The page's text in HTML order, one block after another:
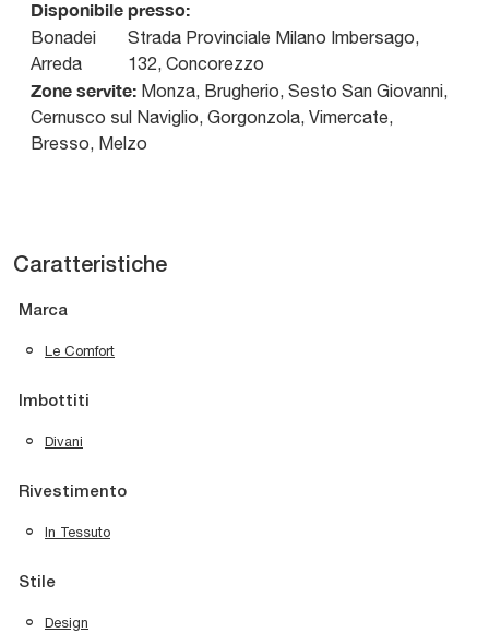
Disponibile presso:
Bonadei
Arreda
Strada Provinciale Milano Imbersago,
132, Concorezzo
Zone servite: Monza, Brugherio, Sesto San Giovanni,
Cernusco sul Naviglio, Gorgonzola, Vimercate,
Bresso, Melzo
Caratteristiche
Marca
Le Comfort
Imbottiti
Divani
Rivestimento
In Tessuto
Stile
Design